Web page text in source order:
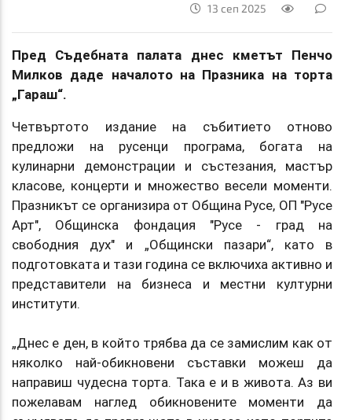
13 сеп 2025
Пред Съдебната палата днес кметът Пенчо
Милков даде началото на Празника на торта
„Гараш“.
Четвъртото издание на събитието отново
предложи на русенци програма, богата на
кулинарни демонстрации и състезания, мастър
класове, концерти и множество весели моменти.
Празникът се организира от Община Русе, ОП "Русе
Арт", Общинска фондация "Русе - град на
свободния дух" и „Общински пазари“, като в
подготовката и тази година се включиха активно и
представители на бизнеса и местни културни
институти.
„Днес е ден, в който трябва да се замислим как от
няколко най-обикновени съставки можеш да
направиш чудесна торта. Така е и в живота. Аз ви
пожелавам наглед обикновените моменти да